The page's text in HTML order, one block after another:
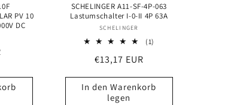
PV 10
DC
SCHELINGER A11-SF-4P-063
Lastumschalter I-0-II 4P 63A
Anbieter:
SCHELINGER
(1)
Normaler
€13,17 EUR
In den Warenkorb
legen